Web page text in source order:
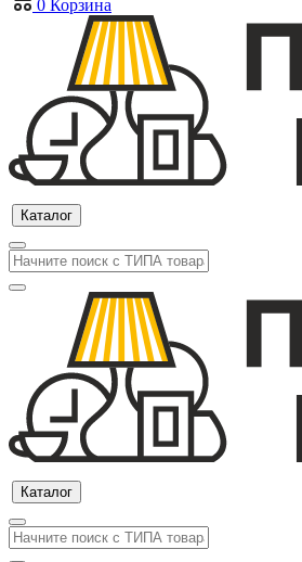
0 Корзина
Каталог
Каталог